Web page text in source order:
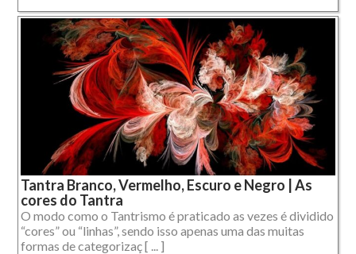
Tantra Branco, Vermelho, Escuro e Negro | As
cores do Tantra
O modo como o Tantrismo é praticado as vezes é dividido
“cores” ou “linhas”, sendo isso apenas uma das muitas
formas de categorizaç [ ... ]